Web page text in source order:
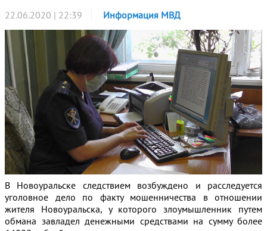
22.06.2020 | 22:39 Информация МВД
В Новоуральске следствием возбуждено и расследуется
уголовное дело по факту мошенничества в отношении
жителя Новоуральска, у которого злоумышленник путем
обмана завладел денежными средствами на сумму более